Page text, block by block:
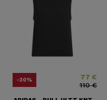
-30% 77 €
Prix
110 €